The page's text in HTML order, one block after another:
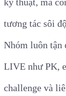
tương tác sôi
Nhóm luôn tận
LIVE như PK,
challenge và